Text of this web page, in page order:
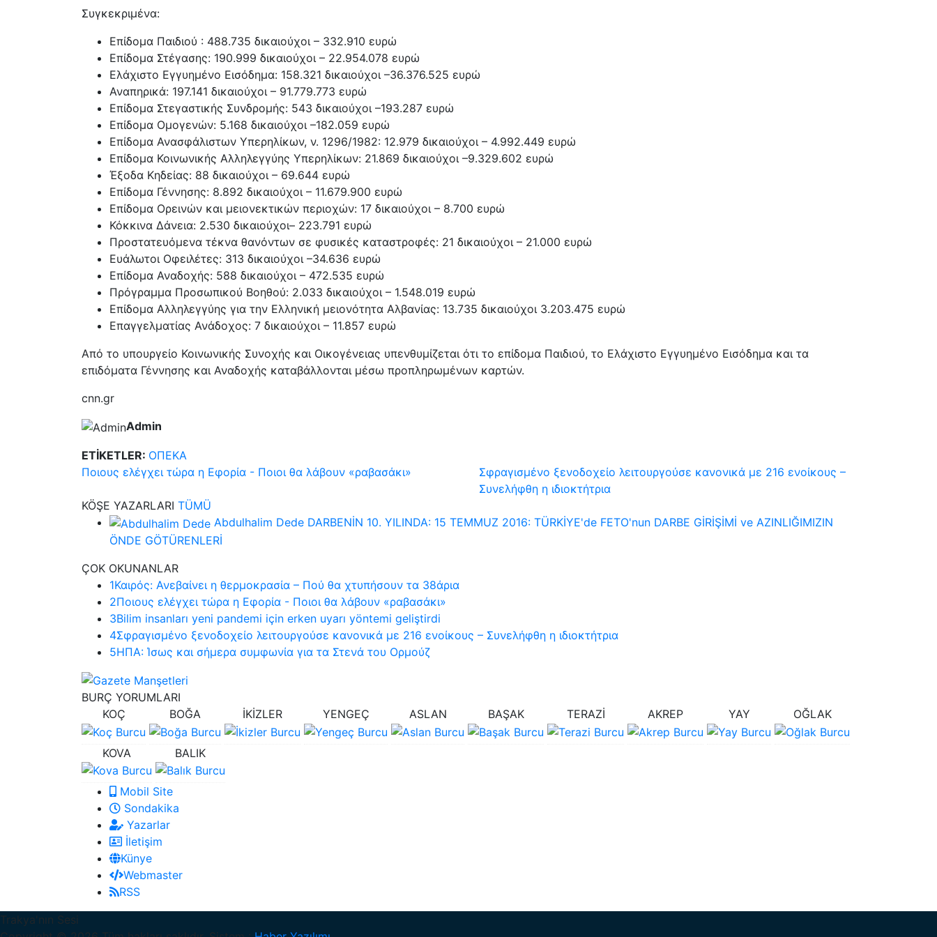
Συγκεκριμένα:
Επίδομα Παιδιού : 488.735 δικαιούχοι – 332.910 ευρώ
Επίδομα Στέγασης: 190.999 δικαιούχοι – 22.954.078 ευρώ
Ελάχιστο Εγγυημένο Εισόδημα: 158.321 δικαιούχοι –36.376.525 ευρώ
Αναπηρικά: 197.141 δικαιούχοι – 91.779.773 ευρώ
Επίδομα Στεγαστικής Συνδρομής: 543 δικαιούχοι –193.287 ευρώ
Επίδομα Ομογενών: 5.168 δικαιούχοι –182.059 ευρώ
Επίδομα Ανασφάλιστων Υπερηλίκων, ν. 1296/1982: 12.979 δικαιούχοι – 4.992.449 ευρώ
Επίδομα Κοινωνικής Αλληλεγγύης Υπερηλίκων: 21.869 δικαιούχοι –9.329.602 ευρώ
Έξοδα Κηδείας: 88 δικαιούχοι – 69.644 ευρώ
Επίδομα Γέννησης: 8.892 δικαιούχοι – 11.679.900 ευρώ
Επίδομα Ορεινών και μειονεκτικών περιοχών: 17 δικαιούχοι – 8.700 ευρώ
Κόκκινα Δάνεια: 2.530 δικαιούχοι– 223.791 ευρώ
Προστατευόμενα τέκνα θανόντων σε φυσικές καταστροφές: 21 δικαιούχοι – 21.000 ευρώ
Ευάλωτοι Οφειλέτες: 313 δικαιούχοι –34.636 ευρώ
Επίδομα Αναδοχής: 588 δικαιούχοι – 472.535 ευρώ
Πρόγραμμα Προσωπικού Βοηθού: 2.033 δικαιούχοι – 1.548.019 ευρώ
Επίδομα Αλληλεγγύης για την Ελληνική μειονότητα Αλβανίας: 13.735 δικαιούχοι 3.203.475 ευρώ
Επαγγελματίας Ανάδοχος: 7 δικαιούχοι – 11.857 ευρώ
Από το υπουργείο Κοινωνικής Συνοχής και Οικογένειας υπενθυμίζεται ότι το επίδομα Παιδιού, το Ελάχιστο Εγγυημένο Εισόδημα και τα
επιδόματα Γέννησης και Αναδοχής καταβάλλονται μέσω προπληρωμένων καρτών.
cnn.gr
Admin
ETİKETLER: ΟΠΕΚΑ
Ποιους ελέγχει τώρα η Εφορία - Ποιοι θα λάβουν «ραβασάκι»
Σφραγισμένο ξενοδοχείο λειτουργούσε κανονικά με 216 ενοίκους –
Συνελήφθη η ιδιοκτήτρια
KÖŞE YAZARLARI TÜMÜ
Abdulhalim Dede DARBENİN 10. YILINDA: 15 TEMMUZ 2016: TÜRKİYE'de FETO'nun DARBE GİRİŞİMİ ve AZINLIĞIMIZIN
ÖNDE GÖTÜRENLERİ
ÇOK OKUNANLAR
1Καιρός: Ανεβαίνει η θερμοκρασία – Πού θα χτυπήσουν τα 38άρια
2Ποιους ελέγχει τώρα η Εφορία - Ποιοι θα λάβουν «ραβασάκι»
3Bilim insanları yeni pandemi için erken uyarı yöntemi geliştirdi
4Σφραγισμένο ξενοδοχείο λειτουργούσε κανονικά με 216 ενοίκους – Συνελήφθη η ιδιοκτήτρια
5ΗΠΑ: Ίσως και σήμερα συμφωνία για τα Στενά του Ορμούζ
BURÇ YORUMLARI
KOÇ
BOĞA İKİZLER YENGEÇ ASLAN BAŞAK TERAZİ AKREP YAY OĞLAK
KOVA BALIK
Mobil Site
Sondakika
Yazarlar
İletişim
Künye
Webmaster
RSS
Trakya'nın Sesi